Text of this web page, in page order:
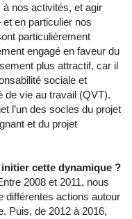
nos activités, et agir
en particulier nos
particulièrement
engagé en faveur du
plus attractif, car il
sociale et
de vie au travail (QVT).
l’un des socles du projet
et du projet
cette dynamique ?
2008 et 2011, nous
différentes actions autour
Puis, de 2012 à 2016,